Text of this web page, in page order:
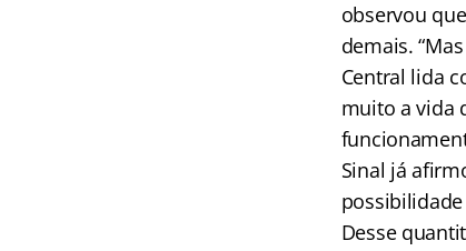
observou
demais.
Central lida
muito a vida
Sinal já
Desse